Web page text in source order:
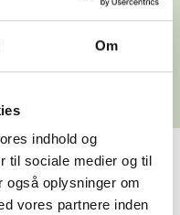
Om
indhold og
til sociale medier og til
også oplysninger om
vores partnere inden
hjælp?